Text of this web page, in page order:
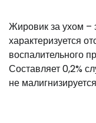
Жировик за ухом –
характеризуется
воспалительного
Составляет 0,2%
не